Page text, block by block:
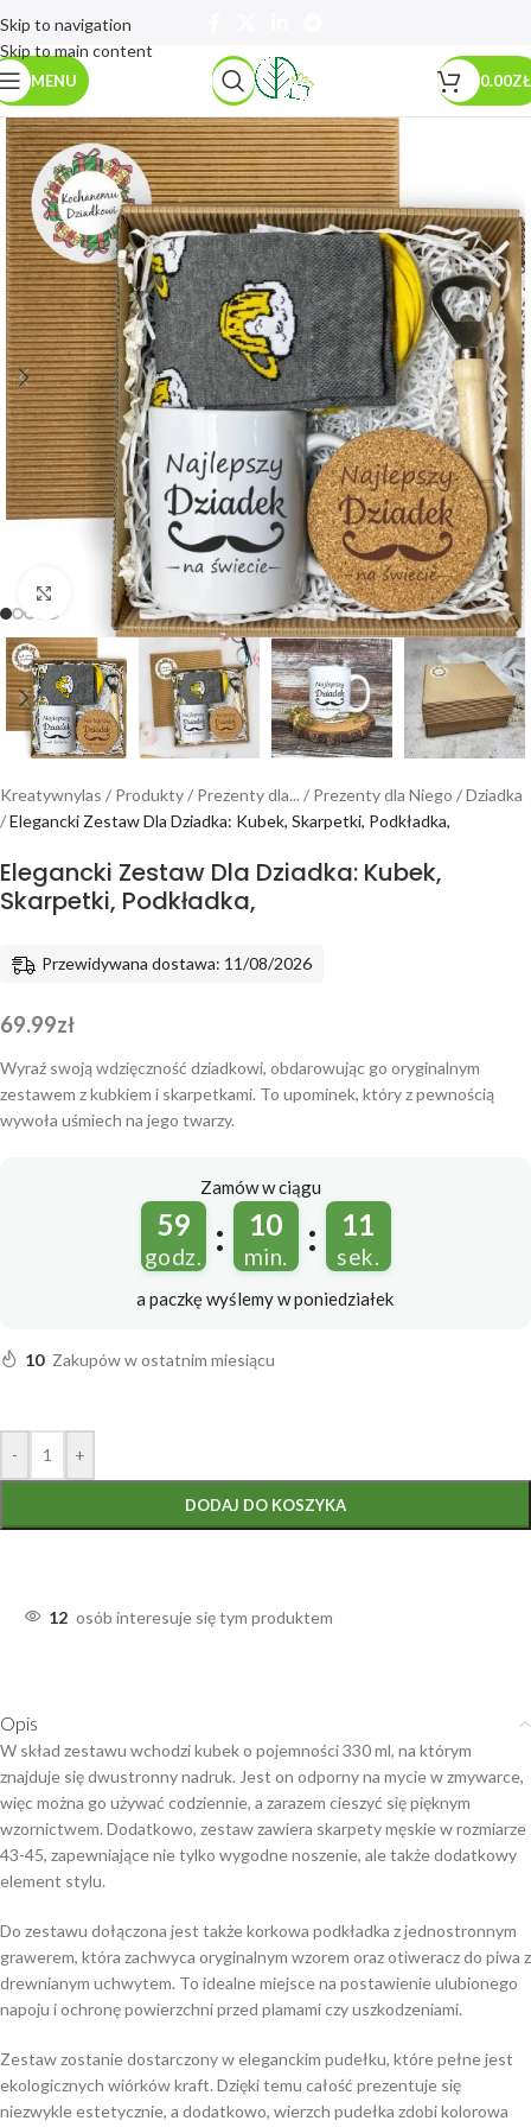
Skip to navigation
Skip to main content
MENU 0.00ZŁ
Powiększ
Kreatywnylas / Produkty/ Prezenty dla... / Prezenty dla Niego /Dziadka
/Elegancki Zestaw Dla Dziadka: Kubek, Skarpetki, Podkładka,
Elegancki Zestaw Dla Dziadka: Kubek,
Skarpetki, Podkładka,
Przewidywana dostawa: 11/08/2026
69.99zł
Wyraź swoją wdzięczność dziadkowi, obdarowując go oryginalnym
zestawem z kubkiem i skarpetkami. To upominek, który z pewnością
wywoła uśmiech na jego twarzy.
Zamów w ciągu
59
godz. : 10
min. : 11
sek.
a paczkę wyślemyw poniedziałek
10 Zakupów w ostatnim miesiącu
- +
DODAJ DO KOSZYKA
12 osób interesuje się tym produktem
Opis
W skład zestawu wchodzi kubek o pojemności 330 ml, na którym
znajduje się dwustronny nadruk. Jest on odporny na mycie w zmywarce,
więc można go używać codziennie, a zarazem cieszyć się pięknym
wzornictwem. Dodatkowo, zestaw zawiera skarpety męskie w rozmiarze
43-45, zapewniające nie tylko wygodne noszenie, ale także dodatkowy
element stylu.
Do zestawu dołączona jest także korkowa podkładka z jednostronnym
grawerem, która zachwyca oryginalnym wzorem oraz otiweracz do piwa z
drewnianym uchwytem. To idealne miejsce na postawienie ulubionego
napoju i ochronę powierzchni przed plamami czy uszkodzeniami.
Zestaw zostanie dostarczony w eleganckim pudełku, które pełne jest
ekologicznych wiórków kraft. Dzięki temu całość prezentuje się
niezwykle estetycznie, a dodatkowo, wierzch pudełka zdobi kolorowa